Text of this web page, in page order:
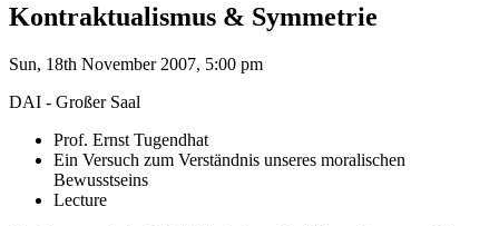
Kontraktualismus & Symmetrie
Sun, 18th November 2007, 5:00 pm
DAI - Großer Saal
Prof. Ernst Tugendhat
Ein Versuch zum Verständnis unseres moralischen
Bewusstseins
Lecture